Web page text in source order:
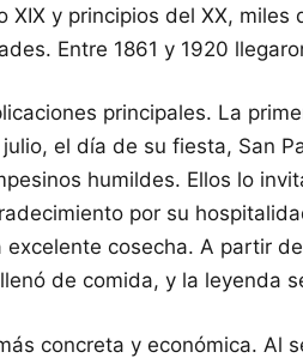
XIX y principios del XX, miles
Entre 1861 y 1920
principales. La
el día de su fiesta, San
humildes. Ellos lo
por su
cosecha. A partir
de comida, y la leyenda
concreta y económica. Al